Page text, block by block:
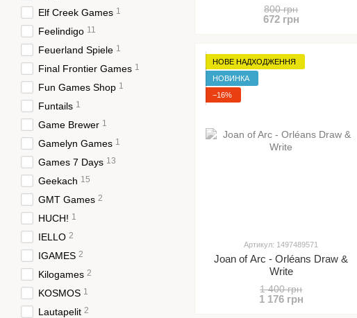
800 грн
672 грн
НОВЕ НАДХОДЖЕННЯ
НОВИНКА
−16%
Артикул: 1497489571
Joan of Arc - Orléans Draw &
Write
1 400 грн
1 176 грн
Elf Creek Games 1
Feelindigo 11
Feuerland Spiele 1
Final Frontier Games 1
Fun Games Shop 1
Funtails 1
Game Brewer 1
Gamelyn Games 1
Games 7 Days 13
Geekach 15
GMT Games 2
HUCH! 1
IELLO 2
IGAMES 2
Kilogames 2
KOSMOS 1
Lautapelit 2